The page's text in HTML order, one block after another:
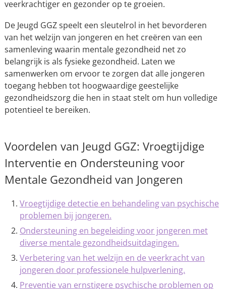
veerkrachtiger en gezonder op te groeien.
De Jeugd GGZ speelt een sleutelrol in het bevorderen
van het welzijn van jongeren en het creëren van een
samenleving waarin mentale gezondheid net zo
belangrijk is als fysieke gezondheid. Laten we
samenwerken om ervoor te zorgen dat alle jongeren
toegang hebben tot hoogwaardige geestelijke
gezondheidszorg die hen in staat stelt om hun volledige
potentieel te bereiken.
Voordelen van Jeugd GGZ: Vroegtijdige
Interventie en Ondersteuning voor
Mentale Gezondheid van Jongeren
Vroegtijdige detectie en behandeling van psychische
problemen bij jongeren.
Ondersteuning en begeleiding voor jongeren met
diverse mentale gezondheidsuitdagingen.
Verbetering van het welzijn en de veerkracht van
jongeren door professionele hulpverlening.
Preventie van ernstigere psychische problemen op